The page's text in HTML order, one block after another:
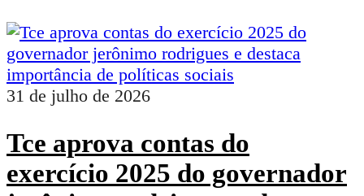
31 de julho de 2026
Tce aprova contas do
exercício 2025 do governador